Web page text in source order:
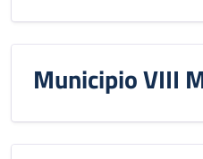
Municipio VIII